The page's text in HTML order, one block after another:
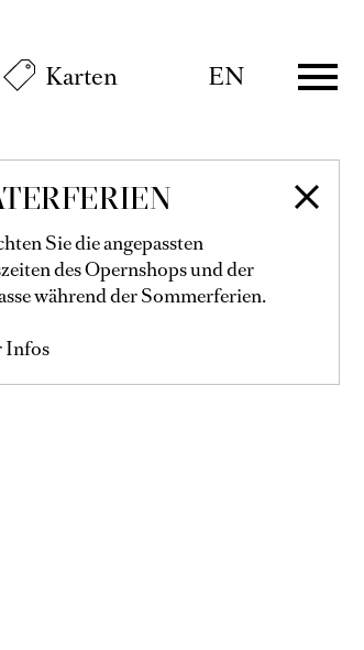
Karten EN
Sie die angepassten
des Opernshops und der
während der Sommerferien.
Infos